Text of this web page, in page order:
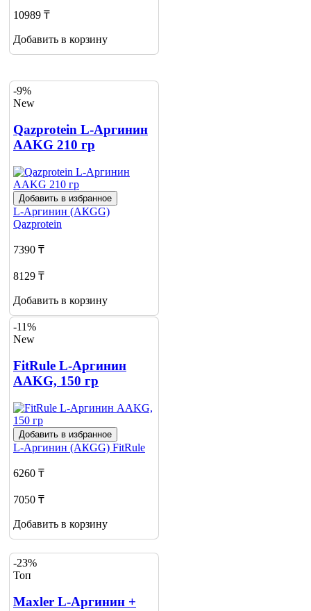
10989 ₸
Добавить в корзину
-9%
New
Qazprotein L-Аргинин
AAKG 210 гр
Добавить в избранное
L-Аргинин (АКGG)
Qazprotein
7390 ₸
8129 ₸
Добавить в корзину
-11%
New
FitRule L-Аргинин
AAKG, 150 гр
Добавить в избранное
L-Аргинин (АКGG) FitRule
6260 ₸
7050 ₸
Добавить в корзину
-23%
Топ
Maxler L-Аргинин +